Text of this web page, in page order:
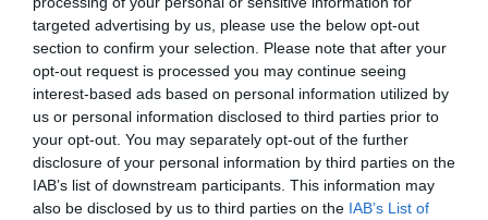
targeted advertising by us, please use the below opt-out
section to confirm your selection. Please note that after your
opt-out request is processed you may continue seeing
interest-based ads based on personal information utilized by
us or personal information disclosed to third parties prior to
your opt-out. You may separately opt-out of the further
disclosure of your personal information by third parties on the
IAB’s list of downstream participants. This information may
also be disclosed by us to third parties on the IAB’s List of
Σχετικά Άρθρα